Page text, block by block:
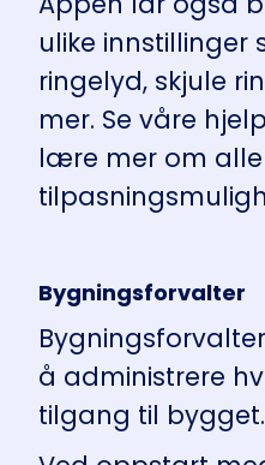
ulike innstillinger
ringelyd, skjule
mer. Se våre
lære mer om
Bygningsforvalter
å administrere
tilgang til bygget.